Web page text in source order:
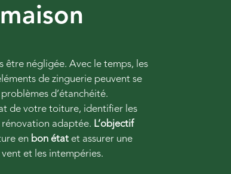
être négligée. Avec le temps, les
de zinguerie peuvent se
d’étanchéité.
de votre toiture, identifier les
rénovation adaptée. L’objectif
en bon état et assurer une
et les intempéries.